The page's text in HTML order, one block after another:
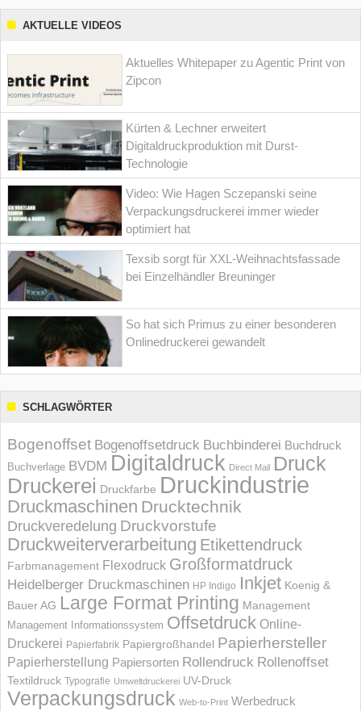
AKTUELLE VIDEOS
Aktuelles Whitepaper zu Agentic Print von
Zipcon
Kürten & Lechner erweitert
Digitaldruckproduktion mit Durst-
Technologie
Video: Wie Hagen Sczepanski seine
Verpackungsdruckerei immer wieder
optimiert hat
Texsib sorgt für XXL-Weihnachtsfassade
bei Einzelhändler Breuninger
So hat sich Primus zu einer besonderen
Onlinedruckerei gewandelt
SCHLAGWÖRTER
Bogenoffset Bogenoffsetdruck Buchbinderei Buchdruck
Buchverlage BVDM Digitaldruck Direct Mail Druck
Druckerei Druckfarbe Druckindustrie
Druckmaschinen Drucktechnik
Druckveredelung Druckvorstufe
Druckweiterverarbeitung Etikettendruck
Farbmanagement Flexodruck Großformatdruck
Heidelberger Druckmaschinen HP Indigo Inkjet Koenig &
Bauer AG Large Format Printing Management
Management Informations­system Offsetdruck Online-
Druckerei Papierfabrik Papiergroßhandel Papierhersteller
Papierherstellung Papiersorten Rollendruck Rollenoffset
Textildruck Typografie Umweltdruckerei UV-Druck
Verpackungsdruck Web-to-Print Werbedruck